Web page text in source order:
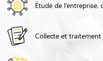
Étude de
Collecte et traitement